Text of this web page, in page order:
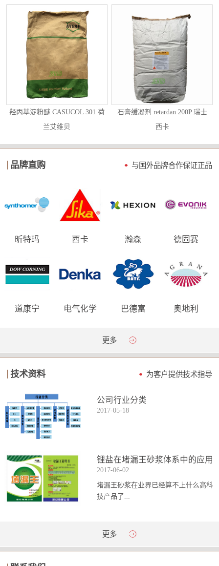
羟丙基淀粉醚 CASUCOL 301 荷
兰艾维贝
石膏缓凝剂 retardan 200P 瑞士
西卡
品牌直购 与国外品牌合作保证正品
昕特玛 西卡 瀚森 德固赛
道康宁 电气化学 巴德富 奥地利
更多
技术资料 为客户提供技术指导
公司行业分类
2017-05-18
锂盐在堵漏王砂浆体系中的应用
2017-06-02
堵漏王砂浆在业界已经算不上什么高科
技产品了...
。简单来说它就是一种能够迅速凝固的
通砂浆的强...
更多